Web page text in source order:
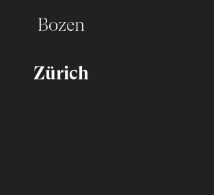
Bozen
Zürich